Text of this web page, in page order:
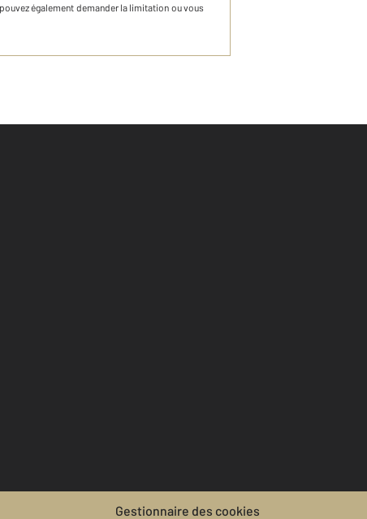
également demander la limitation ou vous
Gestionnaire des cookies